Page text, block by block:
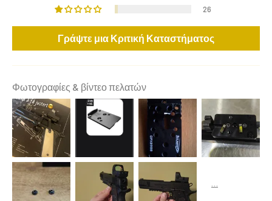
26
Γράψτε μια Κριτική Καταστήματος
Φωτογραφίες & βίντεο πελατών